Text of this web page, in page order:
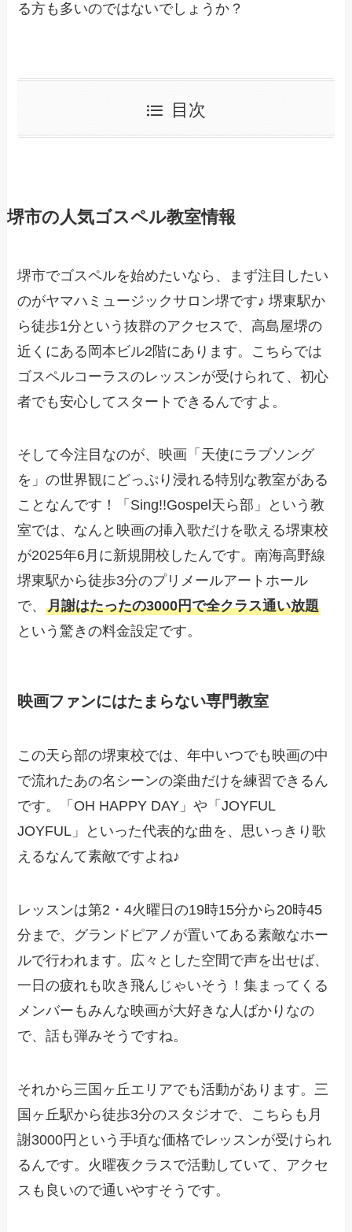
る方も多いのではないでしょうか？
目次
堺市の人気ゴスペル教室情報
堺市でゴスペルを始めたいなら、まず注目したい
のがヤマハミュージックサロン堺です♪ 堺東駅か
ら徒歩1分という抜群のアクセスで、高島屋堺の
近くにある岡本ビル2階にあります。こちらでは
ゴスペルコーラスのレッスンが受けられて、初心
者でも安心してスタートできるんですよ。
そして今注目なのが、映画「天使にラブソング
を」の世界観にどっぷり浸れる特別な教室がある
ことなんです！「Sing!!Gospel天ら部」という教
室では、なんと映画の挿入歌だけを歌える堺東校
が2025年6月に新規開校したんです。南海高野線
堺東駅から徒歩3分のプリメールアートホール
で、月謝はたったの3000円で全クラス通い放題
という驚きの料金設定です。
映画ファンにはたまらない専門教室
この天ら部の堺東校では、年中いつでも映画の中
で流れたあの名シーンの楽曲だけを練習できるん
です。「OH HAPPY DAY」や「JOYFUL
JOYFUL」といった代表的な曲を、思いっきり歌
えるなんて素敵ですよね♪
レッスンは第2・4火曜日の19時15分から20時45
分まで、グランドピアノが置いてある素敵なホー
ルで行われます。広々とした空間で声を出せば、
一日の疲れも吹き飛んじゃいそう！集まってくる
メンバーもみんな映画が大好きな人ばかりなの
で、話も弾みそうですね。
それから三国ヶ丘エリアでも活動があります。三
国ヶ丘駅から徒歩3分のスタジオで、こちらも月
謝3000円という手頃な価格でレッスンが受けられ
るんです。火曜夜クラスで活動していて、アクセ
スも良いので通いやすそうです。